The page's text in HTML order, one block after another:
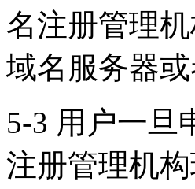
名注册管理
域名服务器
5-3 用户一旦
注册管理机